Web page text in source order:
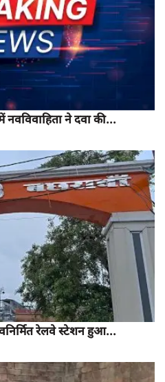
नवविवाहिता ने दवा की...
रेलवे स्टेशन हुआ...